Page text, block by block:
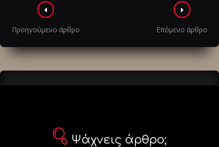
Πλοήγηση
στα
άρθρα
Προηγούμενο άρθρο Επόμενο άρθρο
Ψάχνεις άρθρο;